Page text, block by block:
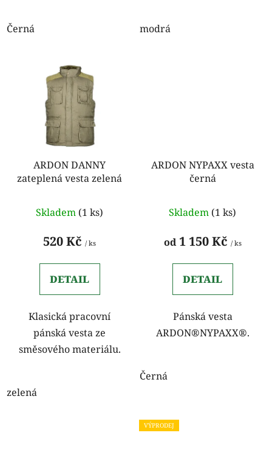
Černá modrá
ARDON DANNY
zateplená vesta zelená
Skladem (1 ks)
520 Kč / ks
DETAIL
Klasická pracovní
pánská vesta ze
směsového materiálu.
zelená
ARDON NYPAXX vesta
černá
Skladem (1 ks)
od1 150 Kč / ks
DETAIL
Pánská vesta
ARDON®NYPAXX®.
Černá
VÝPRODEJ